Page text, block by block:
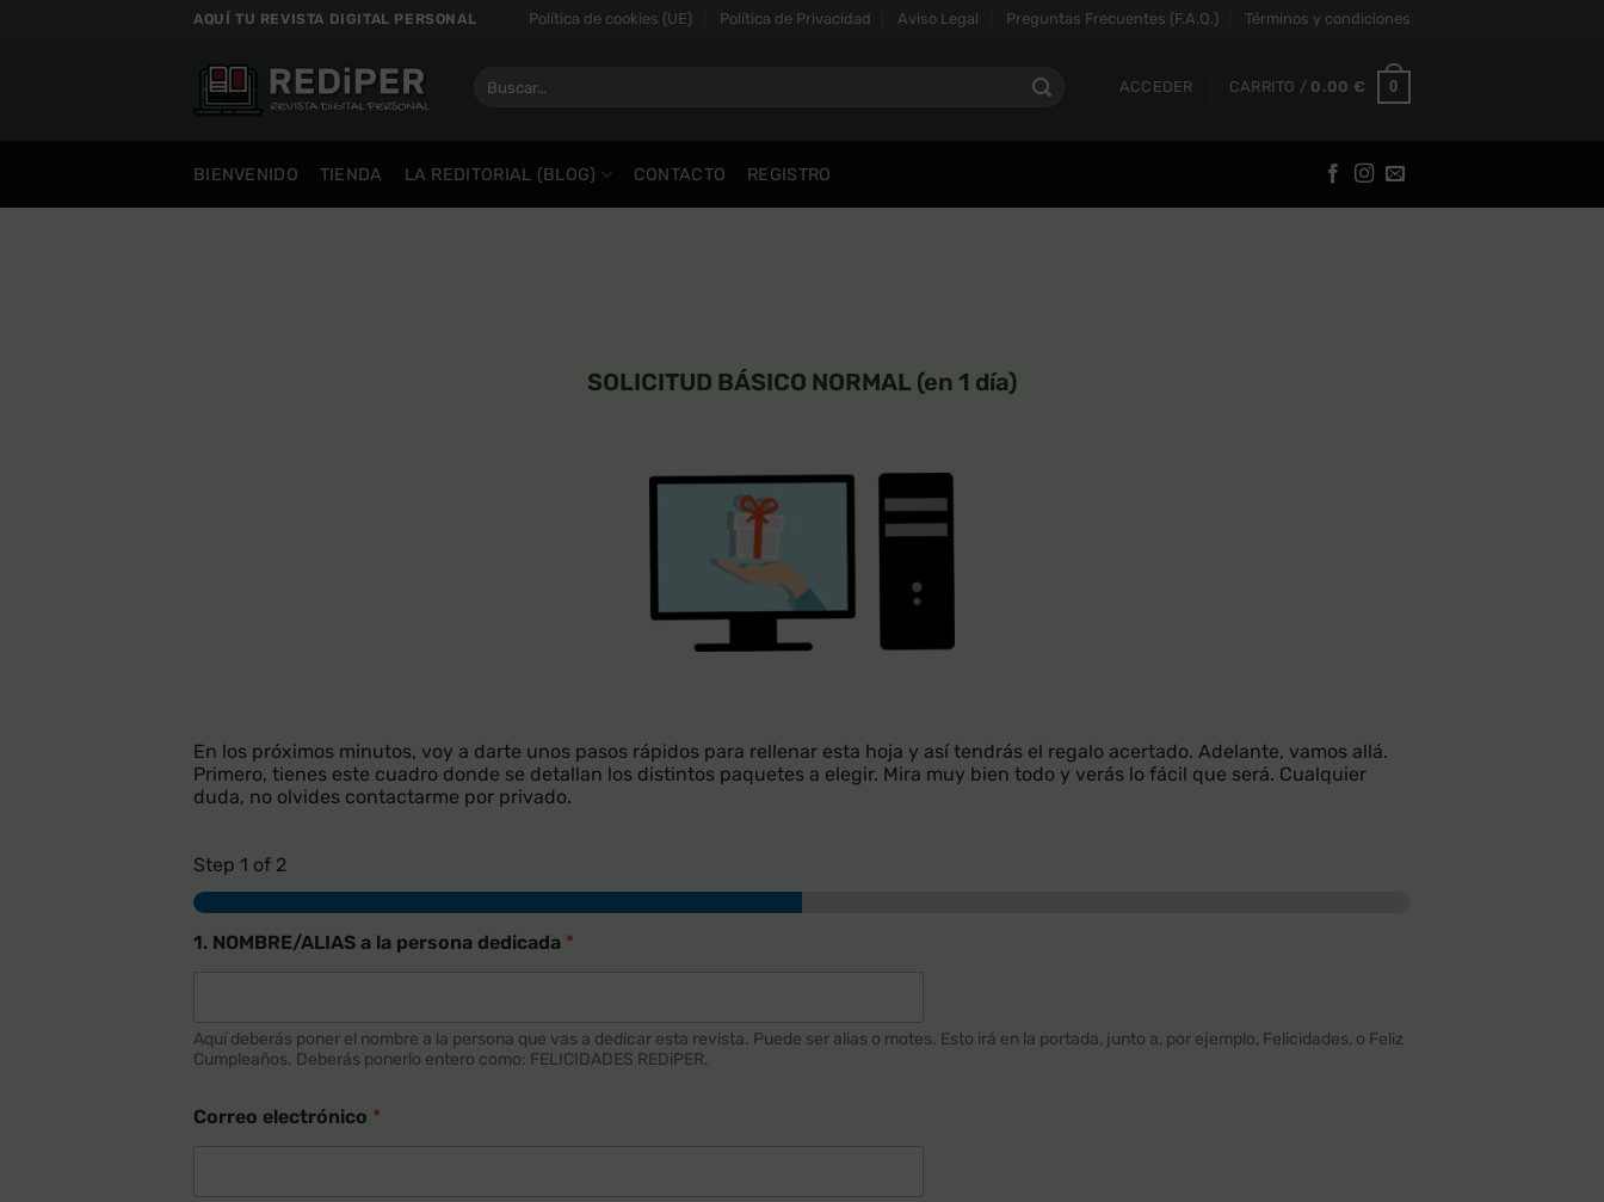
AQUÍ TU REVISTA DIGITAL PERSONAL Política de cookies (UE) Política de Privacidad Aviso Legal Preguntas Frecuentes (F.A.Q.) Términos y condiciones
ACCEDER CARRITO / 0.00 € 0
BIENVENIDO TIENDA LA REDITORIAL (BLOG) CONTACTO REGISTRO
SOLICITUD BÁSICO NORMAL (en 1 día)
En los próximos minutos, voy a darte unos pasos rápidos para rellenar esta hoja y así tendrás el regalo acertado. Adelante, vamos allá.
Primero, tienes este cuadro donde se detallan los distintos paquetes a elegir. Mira muy bien todo y verás lo fácil que será. Cualquier
duda, no olvides contactarme por privado.
Step 1 of 2
1. NOMBRE/ALIAS a la persona dedicada *
Aquí deberás poner el nombre a la persona que vas a dedicar esta revista. Puede ser alias o motes. Esto irá en la portada, junto a, por ejemplo, Felicidades, o Feliz
Cumpleaños. Deberás ponerlo entero como: FELICIDADES REDiPER.
Correo electrónico *